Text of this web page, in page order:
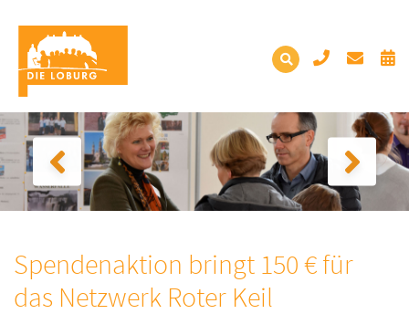
Spendenaktion bringt 150 € für
das Netzwerk Roter Keil